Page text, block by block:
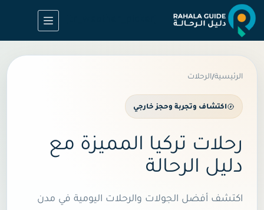
التجاوز
إلى
المحتوى
الرئيسية/الرحلات
اكتشاف وتجربة وحجز خارجي
رحلات تركيا المميزة مع
دليل الرحالة
اكتشف أفضل الجولات والرحلات اليومية في مدن